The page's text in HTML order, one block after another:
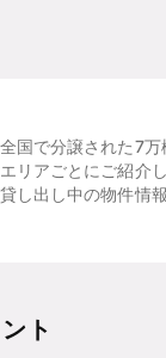
全国で分譲された7
エリアごとにご紹介
貸し出し中の物件情
ト